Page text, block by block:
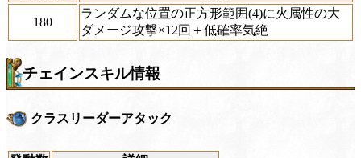
180
ランダムな位置の正方形範囲(4)に火属性の大
ダメージ攻撃×12回＋低確率気絶
チェインスキル情報
クラスリーダーアタック